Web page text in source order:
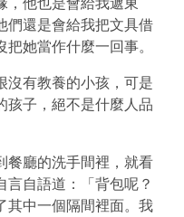
，他也是會給我遞東
們還是會給我把文具借
她當作什麼一回事。
沒有教養的小孩，可是
孩子，絕不是什麼人品
餐廳的洗手間裡，就看
言自語道：「背包呢？
中一個隔間裡面。我